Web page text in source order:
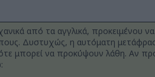
από τα αγγλικά, προκειμένου
Δυστυχώς, η αυτόματη
μπορεί να προκύψουν λάθη. Αν